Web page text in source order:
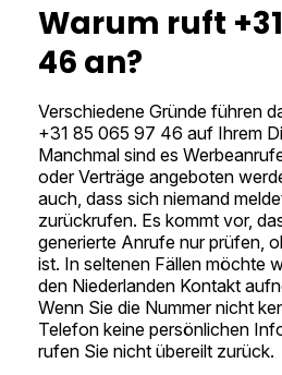
Warum ruft
46 an?
Verschiedene Gründe führen
+31 85 065 97 46 auf Ihrem
Manchmal sind es
oder Verträge angeboten
auch, dass sich niemand
zurückrufen. Es kommt vor,
generierte Anrufe nur prüfen,
ist. In seltenen Fällen möchte
den Niederlanden Kontakt
Wenn Sie die Nummer nicht
Telefon keine persönlichen
rufen Sie nicht übereilt zurück.